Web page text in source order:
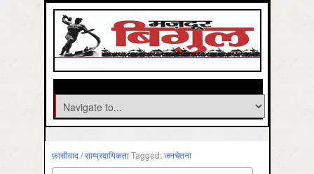
फ़ासीवाद / साम्‍प्रदायिकताTagged:जनचेतना